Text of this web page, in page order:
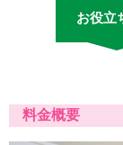
お役立
料金概要